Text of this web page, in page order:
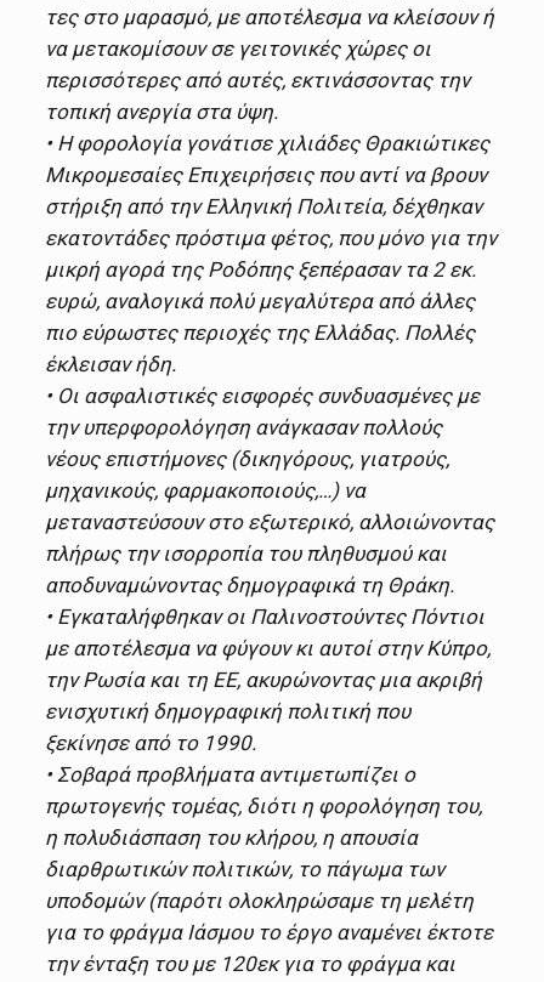
τες στο μαρασμό, με αποτέλεσμα να κλείσουν ή
να μετακομίσουν σε γειτονικές χώρες οι
περισσότερες από αυτές, εκτινάσσοντας την
τοπική ανεργία στα ύψη.
• Η φορολογία γονάτισε χιλιάδες Θρακιώτικες
Μικρομεσαίες Επιχειρήσεις που αντί να βρουν
στήριξη από την Ελληνική Πολιτεία, δέχθηκαν
εκατοντάδες πρόστιμα φέτος, που μόνο για την
μικρή αγορά της Ροδόπης ξεπέρασαν τα 2 εκ.
ευρώ, αναλογικά πολύ μεγαλύτερα από άλλες
πιο εύρωστες περιοχές της Ελλάδας. Πολλές
έκλεισαν ήδη.
• Οι ασφαλιστικές εισφορές συνδυασμένες με
την υπερφορολόγηση ανάγκασαν πολλούς
νέους επιστήμονες (δικηγόρους, γιατρούς,
μηχανικούς, φαρμακοποιούς,…) να
μεταναστεύσουν στο εξωτερικό, αλλοιώνοντας
πλήρως την ισορροπία του πληθυσμού και
αποδυναμώνοντας δημογραφικά τη Θράκη.
• Εγκαταλήφθηκαν οι Παλινοστούντες Πόντιοι
με αποτέλεσμα να φύγουν κι αυτοί στην Κύπρο,
την Ρωσία και τη ΕΕ, ακυρώνοντας μια ακριβή
ενισχυτική δημογραφική πολιτική που
ξεκίνησε από το 1990.
• Σοβαρά προβλήματα αντιμετωπίζει ο
πρωτογενής τομέας, διότι η φορολόγηση του,
η πολυδιάσπαση του κλήρου, η απουσία
διαρθρωτικών πολιτικών, το πάγωμα των
υποδομών (παρότι ολοκληρώσαμε τη μελέτη
για το φράγμα Ιάσμου το έργο αναμένει έκτοτε
την ένταξη του με 120εκ για το φράγμα και